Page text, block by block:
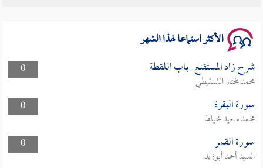
الأكثر استماعا لهذا الشهر
0 شرح زاد المستقنع_باب اللقطة
محمد مختار الشنقيطي
0
سورة البقرة
محمد سعيد خياط
0
سورة القمر
السيد أحمد أبوزيد